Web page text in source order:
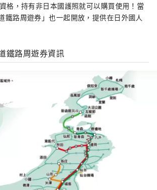
格，持有非日本國護照就可以購買使用！當
鐵路周遊券」也一起開放，提供在日外國人
鐵路周遊券資訊